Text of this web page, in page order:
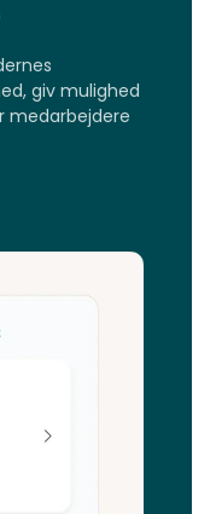
giv mulighed
medarbejdere